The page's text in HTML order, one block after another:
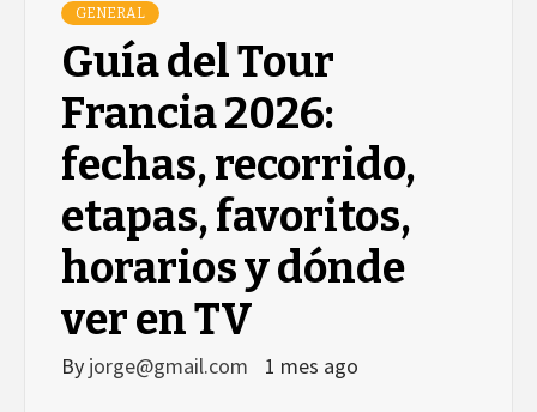
GENERAL
Guía del Tour
Francia 2026:
fechas, recorrido,
etapas, favoritos,
horarios y dónde
ver en TV
By jorge@gmail.com 1 mes ago